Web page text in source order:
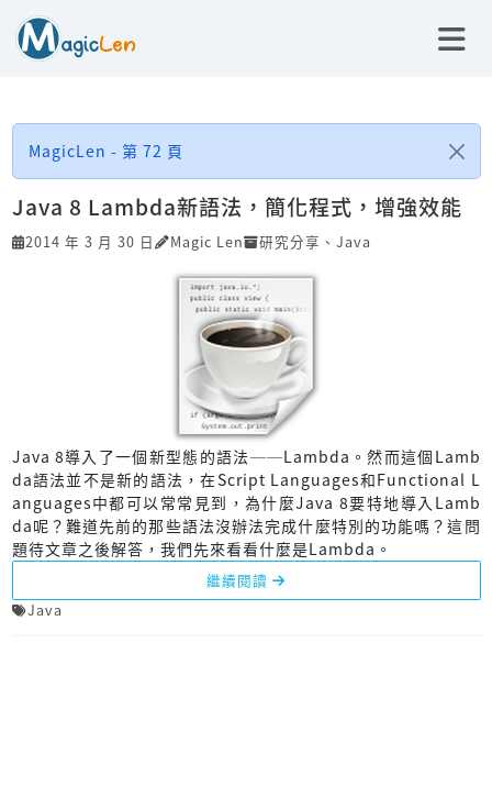
MagicLen - 第 72 頁
Java 8 Lambda新語法，簡化程式，增強效能
2014 年 3 月 30 日 Magic Len 研究分享 、 Java
Java 8導入了一個新型態的語法──Lambda。然而這個Lamb
da語法並不是新的語法，在Script Languages和Functional L
anguages中都可以常常見到，為什麼Java 8要特地導入Lamb
da呢？難道先前的那些語法沒辦法完成什麼特別的功能嗎？這問
題待文章之後解答，我們先來看看什麼是Lambda。
繼續閱讀
Java